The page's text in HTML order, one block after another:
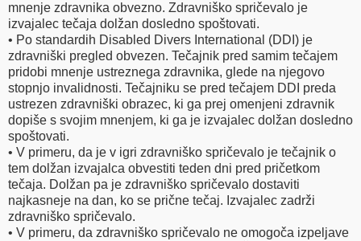
mnenje zdravnika obvezno. Zdravniško spričevalo je
izvajalec tečaja dolžan dosledno spoštovati.
• Po standardih Disabled Divers International (DDI) je
zdravniški pregled obvezen. Tečajnik pred samim tečajem
pridobi mnenje ustreznega zdravnika, glede na njegovo
stopnjo invalidnosti. Tečajniku se pred tečajem DDI preda
ustrezen zdravniški obrazec, ki ga prej omenjeni zdravnik
dopiše s svojim mnenjem, ki ga je izvajalec dolžan dosledno
spoštovati.
• V primeru, da je v igri zdravniško spričevalo je tečajnik o
tem dolžan izvajalca obvestiti teden dni pred pričetkom
tečaja. Dolžan pa je zdravniško spričevalo dostaviti
najkasneje na dan, ko se prične tečaj. Izvajalec zadrži
zdravniško spričevalo.
• V primeru, da zdravniško spričevalo ne omogoča izpeljave